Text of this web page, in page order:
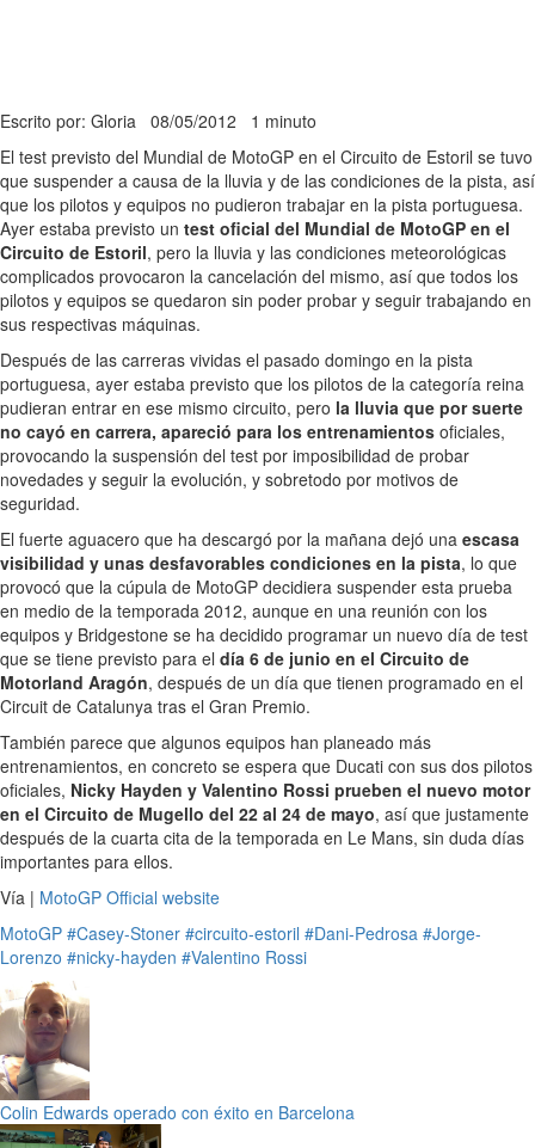
Escrito por: Gloria 08/05/2012 1 minuto
El test previsto del Mundial de MotoGP en el Circuito de Estoril se tuvo
que suspender a causa de la lluvia y de las condiciones de la pista, así
que los pilotos y equipos no pudieron trabajar en la pista portuguesa.
Ayer estaba previsto un test oficial del Mundial de MotoGP en el
Circuito de Estoril, pero la lluvia y las condiciones meteorológicas
complicados provocaron la cancelación del mismo, así que todos los
pilotos y equipos se quedaron sin poder probar y seguir trabajando en
sus respectivas máquinas.
Después de las carreras vividas el pasado domingo en la pista
portuguesa, ayer estaba previsto que los pilotos de la categoría reina
pudieran entrar en ese mismo circuito, pero la lluvia que por suerte
no cayó en carrera, apareció para los entrenamientos oficiales,
provocando la suspensión del test por imposibilidad de probar
novedades y seguir la evolución, y sobretodo por motivos de
seguridad.
El fuerte aguacero que ha descargó por la mañana dejó una escasa
visibilidad y unas desfavorables condiciones en la pista, lo que
provocó que la cúpula de MotoGP decidiera suspender esta prueba
en medio de la temporada 2012, aunque en una reunión con los
equipos y Bridgestone se ha decidido programar un nuevo día de test
que se tiene previsto para el día 6 de junio en el Circuito de
Motorland Aragón, después de un día que tienen programado en el
Circuit de Catalunya tras el Gran Premio.
También parece que algunos equipos han planeado más
entrenamientos, en concreto se espera que Ducati con sus dos pilotos
oficiales, Nicky Hayden y Valentino Rossi prueben el nuevo motor
en el Circuito de Mugello del 22 al 24 de mayo, así que justamente
después de la cuarta cita de la temporada en Le Mans, sin duda días
importantes para ellos.
Vía | MotoGP Official website
MotoGP #Casey-Stoner #circuito-estoril #Dani-Pedrosa #Jorge-
Lorenzo #nicky-hayden #Valentino Rossi
Colin Edwards operado con éxito en Barcelona